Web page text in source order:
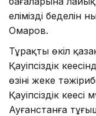
еліміздің
Омаров.
Тұрақты өкіл
Қауіпсіздік
өзінің жеке
Қауіпсіздік
Ауғанстанға